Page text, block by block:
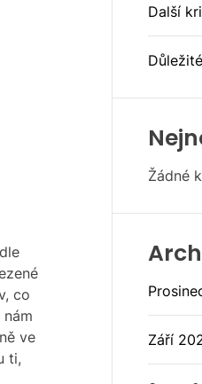
co
ve
ti,
Další
Žádné
Září